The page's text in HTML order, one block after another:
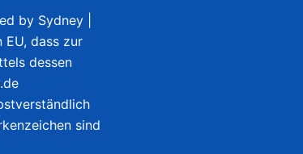
by Sydney
EU, dass zur
dessen
sind